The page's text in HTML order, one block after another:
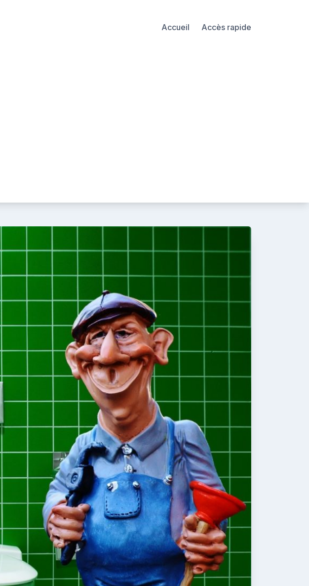
Accueil Accès rapide